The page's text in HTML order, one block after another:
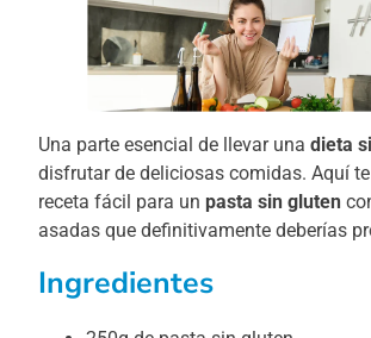
Una parte esencial de llevar unadieta
disfrutar de deliciosas comidas. Aquí
receta fácil para unpasta sin gluten
asadas que definitivamente deberías
Ingredientes